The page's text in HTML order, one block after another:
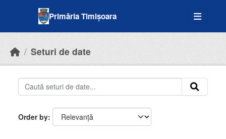
Primăria Timișoara
Seturi de date
Order by